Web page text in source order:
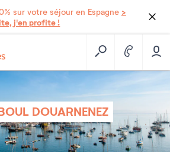
sur votre séjour en Espagne >
j'en profite !
DOUARNENEZ